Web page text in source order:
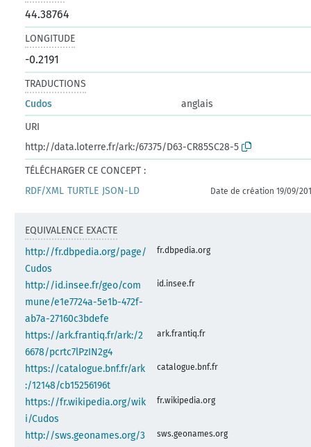
44.38764
LONGITUDE
-0.2191
TRADUCTIONS
Cudos
anglais
URI
http://data.loterre.fr/ark:/67375/D63-CR85SC28-5
TÉLÉCHARGER CE CONCEPT :
RDF/XML TURTLE JSON-LD Date de création 19/09/
EQUIVALENCE EXACTE
http://fr.dbpedia.org/page/
Cudos
fr.dbpedia.org
http://id.insee.fr/geo/com
mune/e1e7724a-5e1b-472f-
ab7a-27160c3bdefe
id.insee.fr
https://ark.frantiq.fr/ark:/2
6678/pcrtc7lPzIN2g4
ark.frantiq.fr
https://catalogue.bnf.fr/ark
:/12148/cb15256196t
catalogue.bnf.fr
https://fr.wikipedia.org/wik
i/Cudos
fr.wikipedia.org
http://sws.geonames.org/3
sws.geonames.org